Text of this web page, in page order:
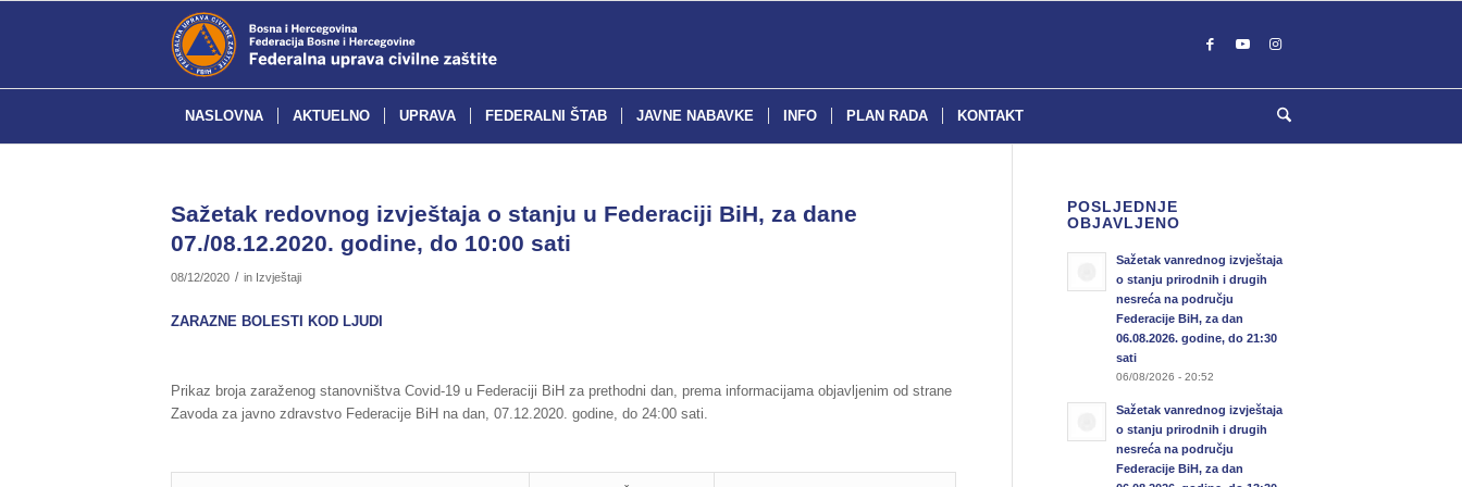
NASLOVNA AKTUELNO UPRAVA FEDERALNI ŠTAB JAVNE NABAVKE INFO PLAN RADA KONTAKT
Sažetak redovnog izvještaja o stanju u Federaciji BiH, za dane
07./08.12.2020. godine, do 10:00 sati
08/12/2020 / in Izvještaji
ZARAZNE BOLESTI KOD LJUDI
Prikaz broja zaraženog stanovništva Covid-19 u Federaciji BiH za prethodni dan, prema informacijama objavljenim od strane
Zavoda za javno zdravstvo Federacije BiH na dan, 07.12.2020. godine, do 24:00 sati.
POSLJEDNJE
OBJAVLJENO
Sažetak vanrednog izvještaja
o stanju prirodnih i drugih
nesreća na području
Federacije BiH, za dan
06.08.2026. godine, do 21:30
sati
06/08/2026 - 20:52
Sažetak vanrednog izvještaja
o stanju prirodnih i drugih
nesreća na području
Federacije BiH, za dan